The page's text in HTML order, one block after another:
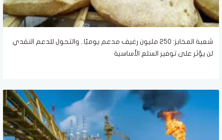
شعبة المخابز: 250 مليون رغيف مدعم يوميًا.. والتحول للدعم النقدي
لن يؤثر على توفير السلع الأساسية